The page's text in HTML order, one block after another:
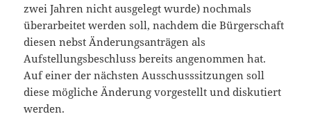
zwei Jahren nicht ausgelegt wurde) nochmals
überarbeitet werden soll, nachdem die Bürgerschaft
diesen nebst Änderungsanträgen als
Aufstellungsbeschluss bereits angenommen hat.
Auf einer der nächsten Ausschusssitzungen soll
diese mögliche Änderung vorgestellt und diskutiert
werden.